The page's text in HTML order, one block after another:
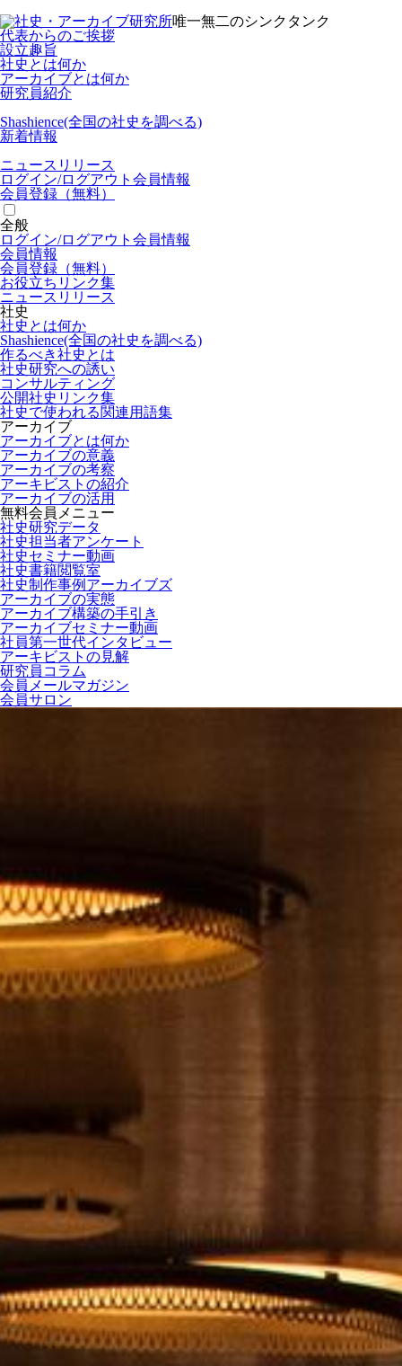
唯一無二のシンクタンク
代表からのご挨拶
設立趣旨
社史とは何か
アーカイブとは何か
研究員紹介
Shashience(全国の社史を調べる)
新着情報
ニュースリリース
ログイン/ログアウト 会員情報
会員登録（無料）
全般
ログイン/ログアウト 会員情報
会員情報
会員登録（無料）
お役立ちリンク集
ニュースリリース
社史
社史とは何か
Shashience(全国の社史を調べる)
作るべき社史とは
社史研究への誘い
コンサルティング
公開社史リンク集
社史で使われる関連用語集
アーカイブ
アーカイブとは何か
アーカイブの意義
アーカイブの考察
アーキビストの紹介
アーカイブの活用
無料会員メニュー
社史研究データ
社史担当者アンケート
社史セミナー動画
社史書籍閲覧室
社史制作事例アーカイブズ
アーカイブの実態
アーカイブ構築の手引き
アーカイブセミナー動画
社員第一世代インタビュー
アーキビストの見解
研究員コラム
会員メールマガジン
会員サロン